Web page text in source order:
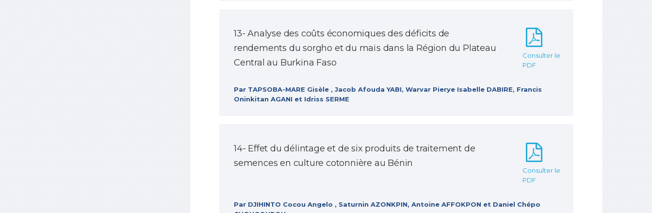
13- Analyse des coûts économiques des déficits de
rendements du sorgho et du maïs dans la Région du Plateau
Central au Burkina Faso
Consulter le
PDF
Par TAPSOBA-MARE Gisèle , Jacob Afouda YABI, Warvar Pierye Isabelle DABIRE, Francis
Oninkitan AGANI et Idriss SERME
14- Effet du délintage et de six produits de traitement de
semences en culture cotonnière au Bénin
Consulter le
PDF
Par DJIHINTO Cocou Angelo , Saturnin AZONKPIN, Antoine AFFOKPON et Daniel Chépo